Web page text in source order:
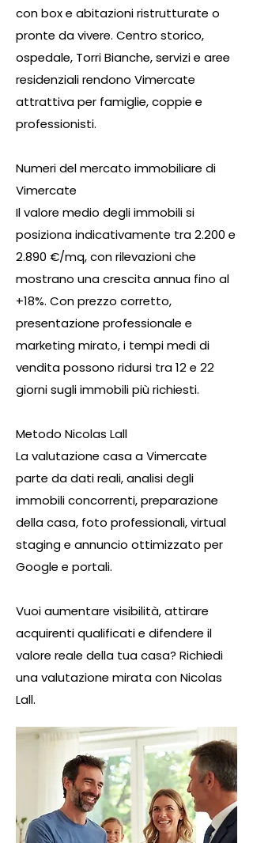
con box e abitazioni ristrutturate o
pronte da vivere. Centro storico,
ospedale, Torri Bianche, servizi e aree
residenziali rendono Vimercate
attrattiva per famiglie, coppie e
professionisti.
Numeri del mercato immobiliare di
Vimercate
Il valore medio degli immobili si
posiziona indicativamente tra 2.200 e
2.890 €/mq, con rilevazioni che
mostrano una crescita annua fino al
+18%. Con prezzo corretto,
presentazione professionale e
marketing mirato, i tempi medi di
vendita possono ridursi tra 12 e 22
giorni sugli immobili più richiesti.
Metodo Nicolas Lall
La valutazione casa a Vimercate
parte da dati reali, analisi degli
immobili concorrenti, preparazione
della casa, foto professionali, virtual
staging e annuncio ottimizzato per
Google e portali.
Vuoi aumentare visibilità, attirare
acquirenti qualificati e difendere il
valore reale della tua casa? Richiedi
una valutazione mirata con Nicolas
Lall.